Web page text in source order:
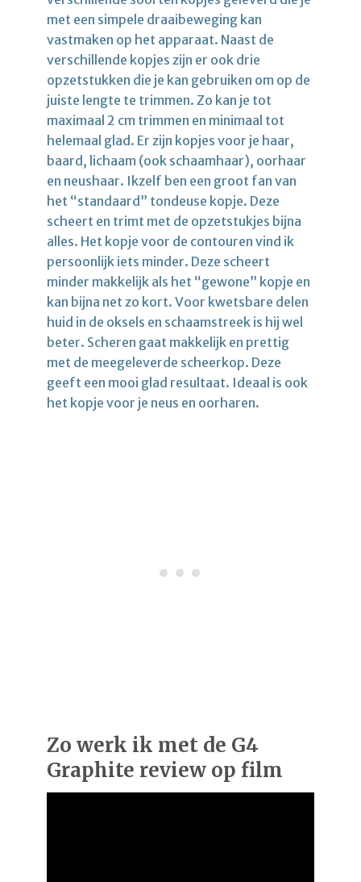
met een simpele draaibeweging kan
vastmaken op het apparaat. Naast de
verschillende kopjes zijn er ook drie
opzetstukken die je kan gebruiken om op de
juiste lengte te trimmen. Zo kan je tot
maximaal 2 cm trimmen en minimaal tot
helemaal glad. Er zijn kopjes voor je haar,
baard, lichaam (ook schaamhaar), oorhaar
en neushaar. Ikzelf ben een groot fan van
het “standaard” tondeuse kopje. Deze
scheert en trimt met de opzetstukjes bijna
alles. Het kopje voor de contouren vind ik
persoonlijk iets minder. Deze scheert
minder makkelijk als het “gewone” kopje en
kan bijna net zo kort. Voor kwetsbare delen
huid in de oksels en schaamstreek is hij wel
beter. Scheren gaat makkelijk en prettig
met de meegeleverde scheerkop. Deze
geeft een mooi glad resultaat. Ideaal is ook
het kopje voor je neus en oorharen.
Zo werk ik met de G4
Graphite review op film